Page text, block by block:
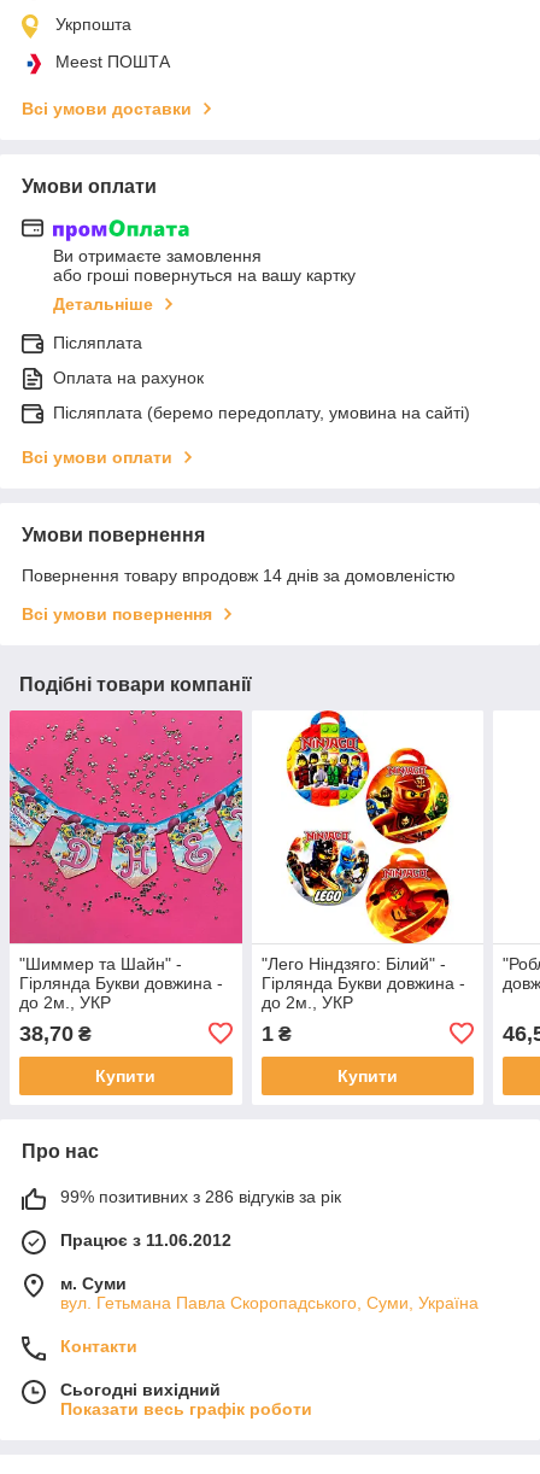
Укрпошта
Meest ПОШТА
Всі умови доставки
Умови оплати
Ви отримаєте замовлення
або гроші повернуться на вашу картку
Детальніше
Післяплата
Оплата на рахунок
Післяплата (беремо передоплату, умовина на сайті)
Всі умови оплати
Умови повернення
Повернення товару впродовж 14 днів за домовленістю
Всі умови повернення
Подібні товари компанії
"Шиммер та Шайн" -
Гірлянда Букви довжина -
до 2м., УКР
38,70 ₴
Купити
"Лего Ніндзяго: Білий" -
Гірлянда Букви довжина -
до 2м., УКР
1₴
Купити
Про нас
99% позитивних з 286 відгуків за рік
Працює з 11.06.2012
м. Суми
вул. Гетьмана Павла Скоропадського, Суми, Україна
Контакти
Сьогодні вихідний
Показати весь графік роботи